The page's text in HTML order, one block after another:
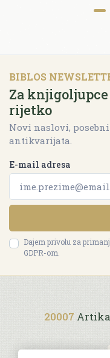
BIBLOS
Za
rijetko
Novi naslovi,
antikvarijata.
E-mail adresa
Dajem privolu za
GDPR-om.
20007